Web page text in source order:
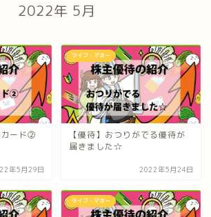
2022年 5月
カード②
年5月29日
ライフ・マネー
【優待】おつりがでる優待が
届きました☆
2022年5月24日
ライフ・マネー